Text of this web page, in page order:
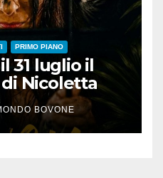
PRIMO PIANO
31 luglio il
Nicoletta
BOVONE